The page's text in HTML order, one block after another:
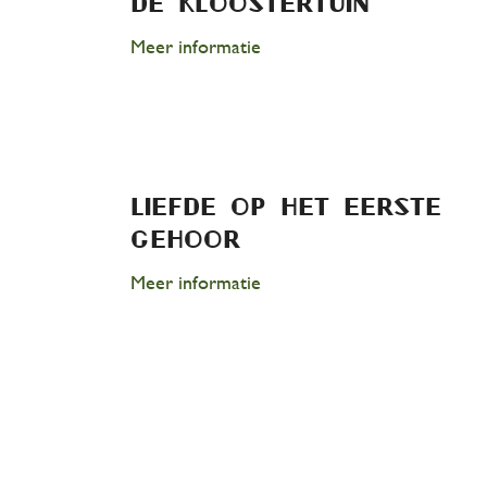
Meer informatie
liefde op het eerste
gehoor
Meer informatie